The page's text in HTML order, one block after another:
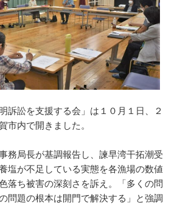
訴訟を支援する会」は１０月１日、２
市内で開きました。
務局長が基調報告し、諫早湾干拓潮受
塩が不足している実態を各漁場の数値
落ち被害の深刻さを訴え。「多くの問
問題の根本は開門で解決する」と強調